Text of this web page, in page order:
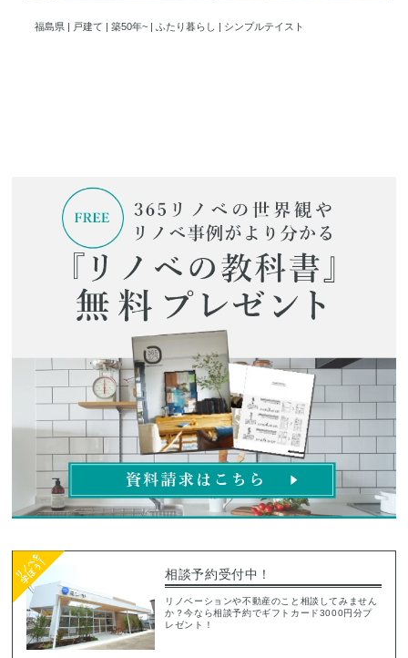
福島県 | 戸建て | 築50年~ | ふたり暮らし | シンプルテイスト
相談予約受付中！
リノベーションや不動産のこと相談してみません
か？今なら相談予約でギフトカード3000円分プ
レゼント！